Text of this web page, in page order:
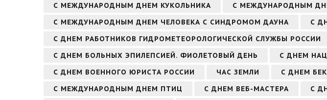
С МЕЖДУНАРОДНЫМ ДНЕМ КУКОЛЬНИКА
С МЕЖДУНАРОДНЫМ
С МЕЖДУНАРОДНЫМ ДНЕМ ЧЕЛОВЕКА С СИНДРОМОМ ДАУНА
С
С ДНЕМ РАБОТНИКОВ ГИДРОМЕТЕОРОЛОГИЧЕСКОЙ СЛУЖБЫ РОССИИ
С ДНЕМ БОЛЬНЫХ ЭПИЛЕПСИЕЙ. ФИОЛЕТОВЫЙ ДЕНЬ
С ДНЕМ
С ДНЕМ ВОЕННОГО ЮРИСТА РОССИИ
ЧАС ЗЕМЛИ
С ДНЕМ
С МЕЖДУНАРОДНЫМ ДНЕМ ПТИЦ
С ДНЕМ ВЕБ-МАСТЕРА
С